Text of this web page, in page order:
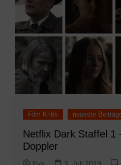
Film Kritik neueste
Netflix Dark Staffel 1
Doppler
Eva 3. Juli 2019